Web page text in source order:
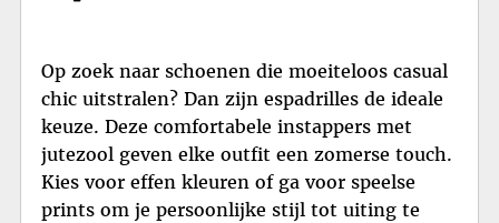
Op zoek naar schoenen die moeiteloos casual
chic uitstralen? Dan zijn espadrilles de ideale
keuze. Deze comfortabele instappers met
jutezool geven elke outfit een zomerse touch.
Kies voor effen kleuren of ga voor speelse
prints om je persoonlijke stijl tot uiting te